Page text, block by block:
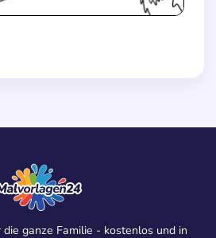
ganze Familie - kostenlos und in